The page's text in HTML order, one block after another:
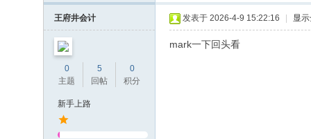
王府井会计
0
主题
5
回帖
0
积分
新手上路
发表于 2026-4-9 15:22:16 显
mark一下回头看